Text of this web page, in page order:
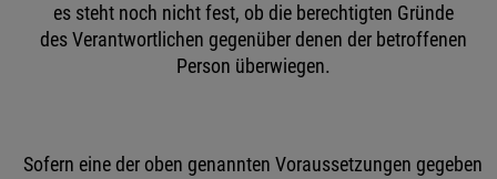
es steht noch nicht fest, ob die berechtigten Gründe
des Verantwortlichen gegenüber denen der betroffenen
Person überwiegen.
Sofern eine der oben genannten Voraussetzungen gegeben